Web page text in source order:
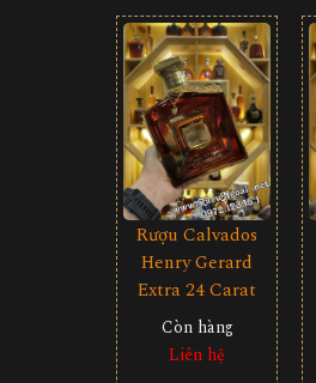
Rượu Calvados
Henry Gerard
Extra 24 Carat
Còn hàng
Liên hệ